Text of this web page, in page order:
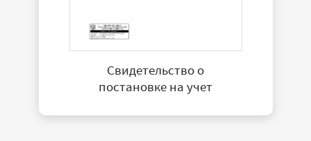
Свидетельство о
постановке на учет